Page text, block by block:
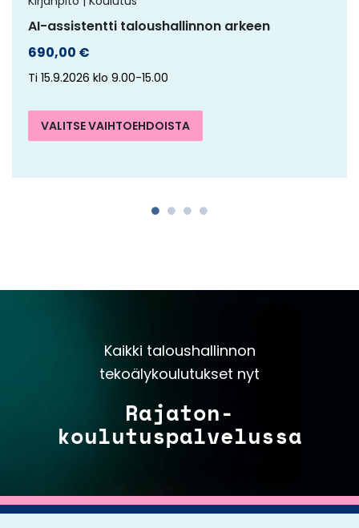
AI-assistentti taloushallinnon arkeen
690,00 €
Ti 15.9.2026 klo 9.00-15.00
VALITSE VAIHTOEHDOISTA
Kaikki taloushallinnon
tekoälykoulutukset nyt
Rajaton-
koulutuspalvelussa